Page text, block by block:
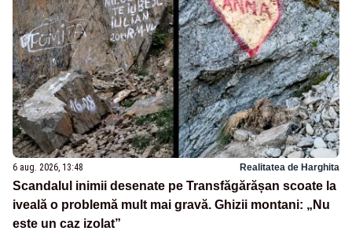
6 aug. 2026, 13:48 Realitatea de Harghita
Scandalul inimii desenate pe Transfăgărășan scoate la
iveală o problemă mult mai gravă. Ghizii montani: „Nu
este un caz izolat”